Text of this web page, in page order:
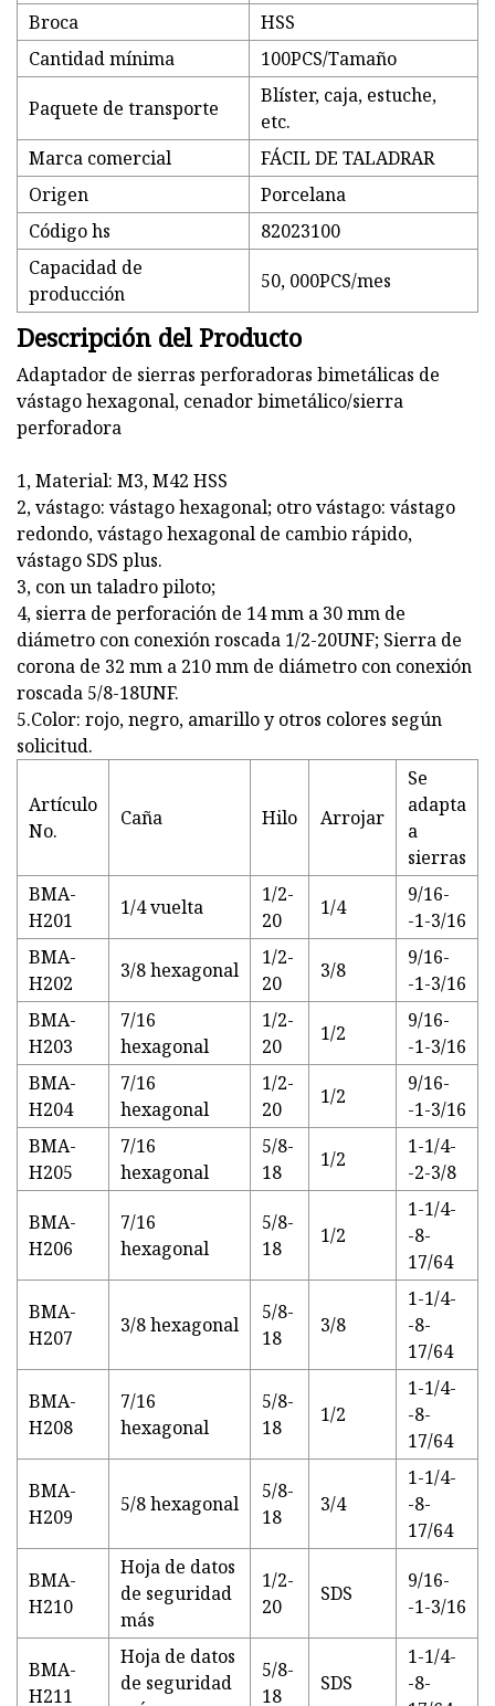
Broca
HSS
Cantidad mínima
100PCS/Tamaño
Paquete de transporte
Blíster, caja, estuche,
etc.
Marca comercial
FÁCIL DE TALADRAR
Origen
Porcelana
Código hs
82023100
Capacidad de
producción
50, 000PCS/mes
Descripción del Producto
Adaptador de sierras perforadoras bimetálicas de
vástago hexagonal, cenador bimetálico/sierra
perforadora
1, Material: M3, M42 HSS
2, vástago: vástago hexagonal; otro vástago: vástago
redondo, vástago hexagonal de cambio rápido,
vástago SDS plus.
3, con un taladro piloto;
4, sierra de perforación de 14 mm a 30 mm de
diámetro con conexión roscada 1/2-20UNF; Sierra de
corona de 32 mm a 210 mm de diámetro con conexión
roscada 5/8-18UNF.
5.Color: rojo, negro, amarillo y otros colores según
solicitud.
Artículo
No.
Caña Hilo Arrojar
Se
adapta
a
sierras
BMA-
H201
1/4 vuelta
1/2-
20
1/4
9/16-
-1-3/16
BMA-
H202
3/8 hexagonal
1/2-
20
3/8
9/16-
-1-3/16
BMA-
H203
7/16
hexagonal
1/2-
20
1/2
9/16-
-1-3/16
BMA-
H204
7/16
hexagonal
1/2-
20
1/2
9/16-
-1-3/16
BMA-
H205
7/16
hexagonal
5/8-
18
1/2
1-1/4-
-2-3/8
BMA-
H206
7/16
hexagonal
5/8-
18
1/2
1-1/4-
-8-
17/64
BMA-
H207
3/8 hexagonal
5/8-
18
3/8
1-1/4-
-8-
17/64
BMA-
H208
7/16
hexagonal
5/8-
18
1/2
1-1/4-
-8-
17/64
BMA-
H209
5/8 hexagonal
5/8-
18
3/4
1-1/4-
-8-
17/64
BMA-
H210
Hoja de datos
de seguridad
más
1/2-
20
SDS
9/16-
-1-3/16
BMA-
H211
Hoja de datos
de seguridad
5/8-
18
SDS
1-1/4-
-8-